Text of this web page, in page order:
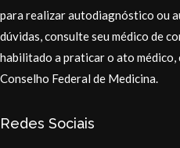
para realizar autodiagnóstico ou
dúvidas, consulte seu médico de
habilitado a praticar o ato médico,
Conselho Federal de Medicina.
Redes Sociais